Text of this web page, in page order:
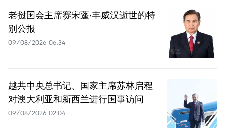
老挝国会主席赛宋蓬·丰威汉逝世的特
别公报
09/08/2026 06:34
越共中央总书记、国家主席苏林启程
对澳大利亚和新西兰进行国事访问
09/08/2026 02:04